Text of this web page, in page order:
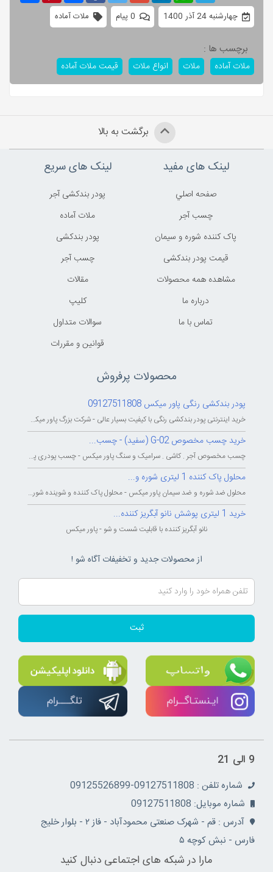
چهارشنبه 24 آذر 1400 0 پیام ملات آماده
برچسب ها :
ملات آماده ملات انواع ملات قیمت ملات آماده
برگشت به بالا
لینک های مفید
صفحه اصلي
چسب آجر
پاک کننده شوره و سیمان
قیمت پودر بندکشی
مشاهده همه محصولات
درباره ما
تماس با ما
لینک های سریع
پودر بندکشی آجر
ملات آماده
پودر بندکشی
چسب آجر
مقالات
کليپ
سوالات متداول
قوانين و مقررات
محصولات پرفروش
پودر بندکشی رنگی پاور میکس 09127511808
خرید اینترنتی پودر بندکشی رنگی با کیفیت بسیار عالی - شرکت بزرگ پاور میکس...
خرید چسب مخصوص G-02 (سفید) - چسب...
چسب مخصوص آجر . کاشی . سرامیک و سنگ پاور میکس - چسب پودری پاورمیکس - چسب...
محلول پاک کننده 1 لیتری شوره و...
محلول ضد شوره و ضد سیمان پاور میکس - محلول پاک کننده و شوینده شوره و سیمان...
خرید 1 لیتری پوشش نانو آبگریز کننده...
نانو آبگریز کننده با قابلیت شست و شو - پاور میکس
از محصولات جدید و تخفیفات آگاه شو !
ثبت
9 الی 21
شماره تلفن : 09127511808-09125526899
شماره موبایل: 09127511808
آدرس : قم - شهرک صنعتی محمودآباد - فاز ۲ - بلوار خلیج
فارس - نبش کوچه ۵
مارا در شبکه های اجتماعی دنبال کنید